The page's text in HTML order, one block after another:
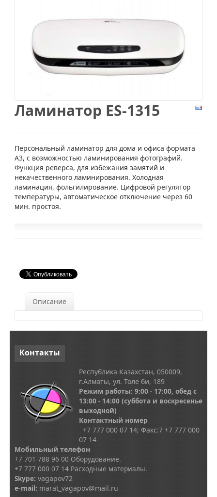
Ламинатор ES-1315
Персональный ламинатор для дома и офиса формата
А3, с возможностью ламинирования фотографий.
Функция реверса, для избежания замятий и
некачественного ламинирования. Холодная
ламинация, фольгилирование. Цифровой регулятор
температуры, автоматическое отключение через 60
мин. простоя.
Описание
Контакты
Республика Казахстан, 050009,
г.Алматы, ул. Толе би, 189
Режим работы: 9:00 - 17:00, обед с
13:00 - 14:00 (суббота и воскресенье
выходной)
Контактный номер
+7 777 000 07 14; Факс:7 +7 777 000
07 14
Мобильный телефон
+7 701 788 96 00 Оборудование.
+7 777 000 07 14 Расходные материалы.
Skype: vagapov72
e-mail: marat_vagapov@mail.ru